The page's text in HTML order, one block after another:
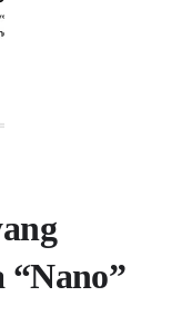
“Nano”